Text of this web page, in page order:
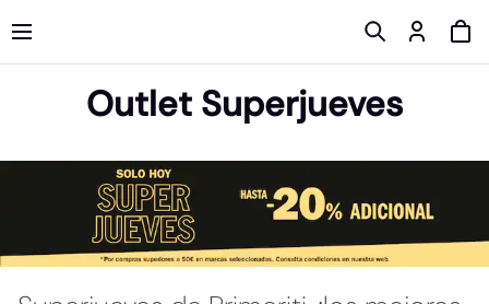
Outlet Superjueves